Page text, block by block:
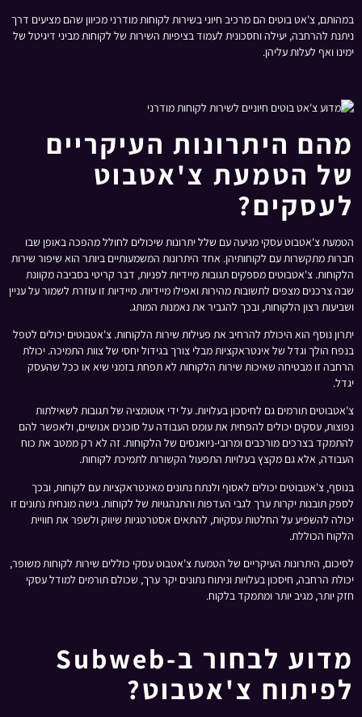
במהותם, צ'אט בוטים הם מרכיב חיוני בשירות לקוחות מודרני מכיוון שהם מציעים דרך
ניתנת להרחבה, יעילה וחסכונית לעמוד בציפיות השירות של לקוחות מביני דיגיטל של
ימינו ואף לעלות עליהן.
מהם היתרונות העיקריים
של הטמעת צ'אטבוט
לעסקים?
הטמעת צ'אטבוט עסקי מגיעה עם שלל יתרונות שיכולים לחולל מהפכה באופן שבו
חברות מתקשרות עם לקוחותיהן. אחד היתרונות המשמעותיים ביותר הוא שיפור שירות
הלקוחות. צ'אטבוטים מספקים תגובות מיידיות לפניות, דבר קריטי בסביבה מקוונת
שבה צרכנים מצפים לתשובות מהירות ואפילו מיידיות. מיידיות זו עוזרת לשמור על עניין
ושביעות רצון הלקוחות, ובכך להגביר את נאמנות המותג.
יתרון נוסף הוא היכולת להרחיב את פעילות שירות הלקוחות. צ'אטבוטים יכולים לטפל
בנפח הולך וגדל של אינטראקציות מבלי צורך בגידול יחסי של צוות התמיכה. יכולת
הרחבה זו מבטיחה שאיכות שירות הלקוחות לא תפחת בזמני שיא או ככל שהעסק
יגדל.
צ'אטבוטים תורמים גם לחיסכון בעלויות. על ידי אוטומציה של תגובות לשאילתות
נפוצות, עסקים יכולים להפחית את עומס העבודה על סוכנים אנושיים, ולאפשר להם
להתמקד בצרכים מורכבים ומרובי-ניואנסים של הלקוחות. זה לא רק ממטב את כוח
העבודה, אלא גם מקצץ בעלויות התפעול הקשורות לתמיכת לקוחות.
בנוסף, צ'אטבוטים יכולים לאסוף ולנתח נתונים מאינטראקציות עם לקוחות, ובכך
לספק תובנות יקרות ערך לגבי העדפות והתנהגויות של לקוחות. גישה מונחית נתונים זו
יכולה להשפיע על החלטות עסקיות, להתאים אסטרטגיות שיווק ולשפר את חוויית
הלקוח הכוללת.
לסיכום, היתרונות העיקריים של הטמעת צ'אטבוט עסקי כוללים שירות לקוחות משופר,
יכולת הרחבה, חיסכון בעלויות וניתוח נתונים יקר ערך, שכולם תורמים למודל עסקי
חזק יותר, מגיב יותר ומתמקד בלקוח.
מדוע לבחור ב-Subweb
לפיתוח צ'אטבוט?